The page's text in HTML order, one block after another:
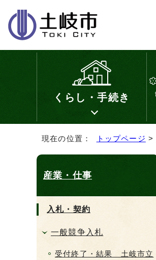
くらし・手続き
現在の位置： トップページ >
産業・仕事
入札・契約
一般競争入札
受付終了・結果 土岐市立